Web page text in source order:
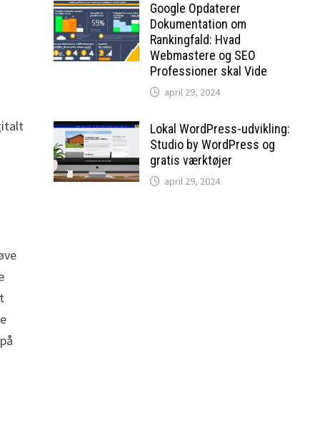
Google Opdaterer
Dokumentation om
Rankingfald: Hvad
Webmastere og SEO
Professioner skal Vide
april 29, 2024
Lokal WordPress-udvikling:
Studio by WordPress og
gratis værktøjer
april 29, 2024